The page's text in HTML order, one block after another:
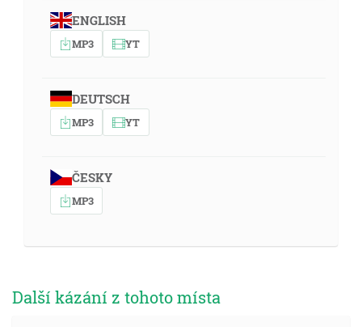
ENGLISH
MP3 YT
DEUTSCH
MP3 YT
ČESKY
MP3
Další kázání z tohoto místa